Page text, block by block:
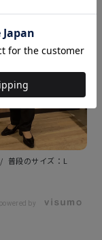
L
powered by